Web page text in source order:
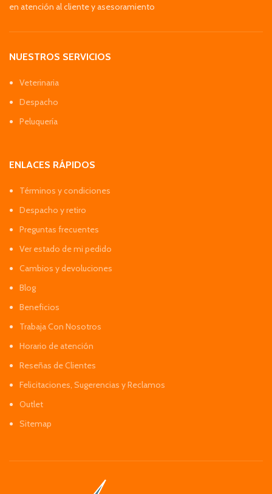
en atención al cliente y asesoramiento
NUESTROS SERVICIOS
Veterinaria
Despacho
Peluquería
ENLACES RÁPIDOS
Términos y condiciones
Despacho y retiro
Preguntas frecuentes
Ver estado de mi pedido
Cambios y devoluciones
Blog
Beneficios
Trabaja Con Nosotros
Horario de atención
Reseñas de Clientes
Felicitaciones, Sugerencias y Reclamos
Outlet
Sitemap